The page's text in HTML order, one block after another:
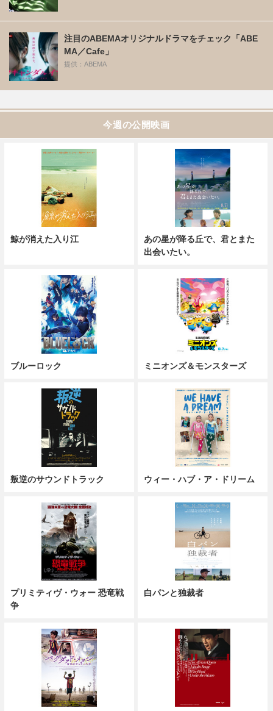
注目のABEMAオリジナルドラマをチェック「ABE
MA／Cafe」
提供：ABEMA
今週の公開映画
鯨が消えた入り江
あの星が降る丘で、君とまた
出会いたい。
ブルーロック ミニオンズ＆モンスターズ
叛逆のサウンドトラック ウィー・ハブ・ア・ドリーム
プリミティヴ・ウォー 恐竜戦
争
白パンと独裁者